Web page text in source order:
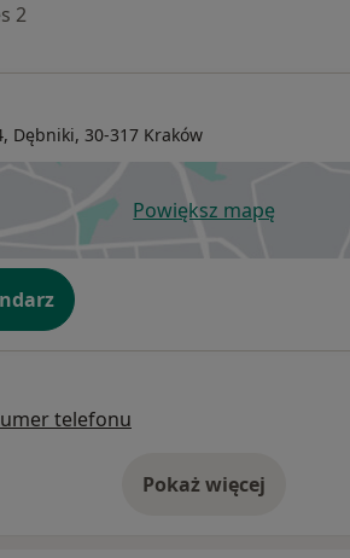
2
Dębniki, 30-317 Kraków
Powiększ mapę
otwiera się w
telefonu
Pokaż więcej
o adresie